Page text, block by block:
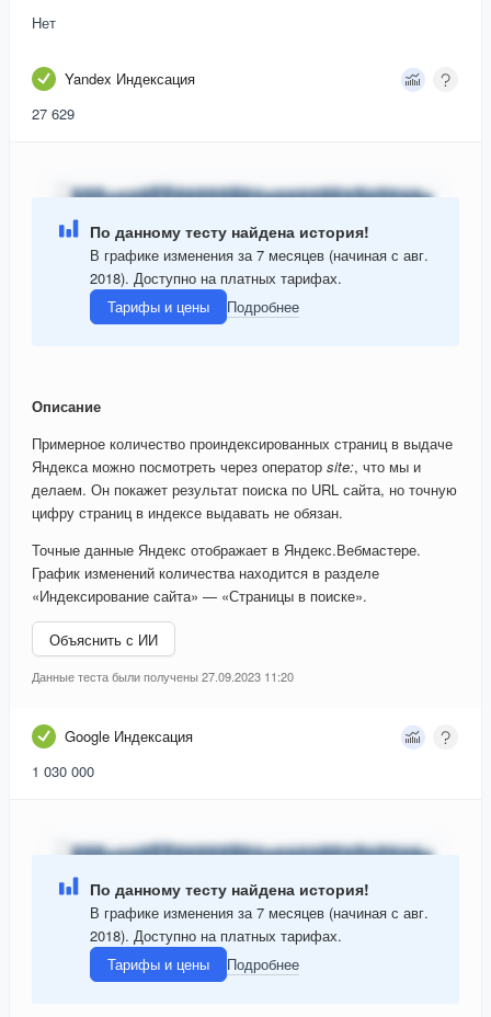
Нет
Yandex Индексация
27 629
По данному тесту найдена история!
В графике изменения за 7 месяцев (начиная с авг.
2018). Доступно на платных тарифах.
Тарифы и цены
Подробнее
Описание
Примерное количество проиндексированных страниц в выдаче
Яндекса можно посмотреть через оператор site:, что мы и
делаем. Он покажет результат поиска по URL сайта, но точную
цифру страниц в индексе выдавать не обязан.
Точные данные Яндекс отображает в Яндекс.Вебмастере.
График изменений количества находится в разделе
«Индексирование сайта» — «Страницы в поиске».
Объяснить с ИИ
Данные теста были получены 27.09.2023 11:20
Google Индексация
1 030 000
По данному тесту найдена история!
В графике изменения за 7 месяцев (начиная с авг.
2018). Доступно на платных тарифах.
Тарифы и цены
Подробнее